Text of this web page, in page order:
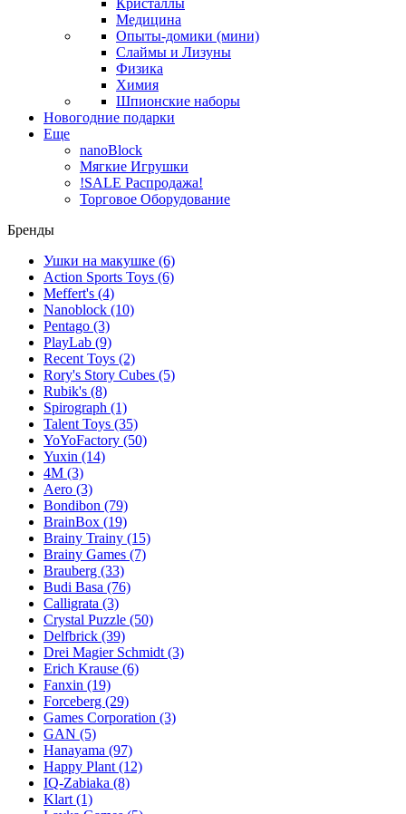
Кристаллы
Медицина
Опыты-домики (мини)
Слаймы и Лизуны
Физика
Химия
Шпионские наборы
Новогодние подарки
Еще
nanoBlock
Мягкие Игрушки
!SALE Распродажа!
Торговое Оборудование
Бренды
Ушки на макушке (6)
Action Sports Toys (6)
Meffert's (4)
Nanoblock (10)
Pentago (3)
PlayLab (9)
Recent Toys (2)
Rory's Story Cubes (5)
Rubik's (8)
Spirograph (1)
Talent Toys (35)
YoYoFactory (50)
Yuxin (14)
4M (3)
Aero (3)
Bondibon (79)
BrainBox (19)
Brainy Trainy (15)
Brainy Games (7)
Brauberg (33)
Budi Basa (76)
Calligrata (3)
Crystal Puzzle (50)
Delfbrick (39)
Drei Magier Schmidt (3)
Erich Krause (6)
Fanxin (19)
Forceberg (29)
Games Corporation (3)
GAN (5)
Hanayama (97)
Happy Plant (12)
IQ-Zabiaka (8)
Klart (1)